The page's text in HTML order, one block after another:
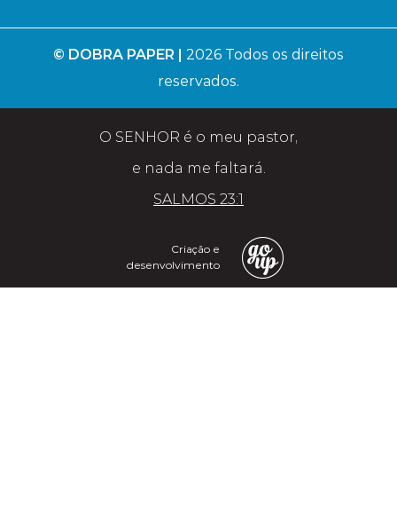
© DOBRA PAPER | 2026 Todos os direitos
reservados.
O SENHOR é o meu pastor,
e nada me faltará.
SALMOS 23:1
Criação e
desenvolvimento